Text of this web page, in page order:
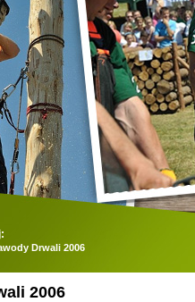
Drwali 2006
2006